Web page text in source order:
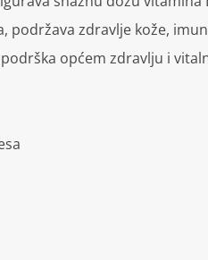
podržava zdravlje kože,
općem zdravlju i